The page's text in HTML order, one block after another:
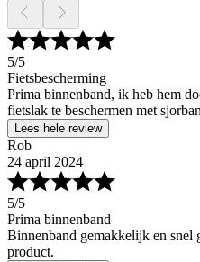
5/5
Fietsbescherming
Prima binnenband, ik heb hem
fietslak te beschermen met
Lees hele review
Rob
24 april 2024
5/5
Prima binnenband
Binnenband gemakkelijk en
product.